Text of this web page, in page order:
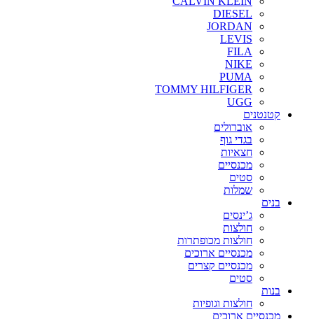
DIESEL
JORDAN
LEVIS
FILA
NIKE
PUMA
TOMMY HILFIGER
UGG
קטנטנים
אוברולים
בגדי גוף
חצאיות
מכנסיים
סטים
שמלות
בנים
ג’ינסים
חולצות
חולצות מכופתרות
מכנסיים ארוכים
מכנסיים קצרים
סטים
בנות
חולצות וגופיות
מכנסיים ארוכים